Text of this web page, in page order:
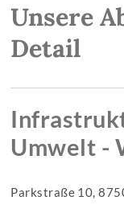
Unsere
Detail
Umwelt -
Parkstraße 10,